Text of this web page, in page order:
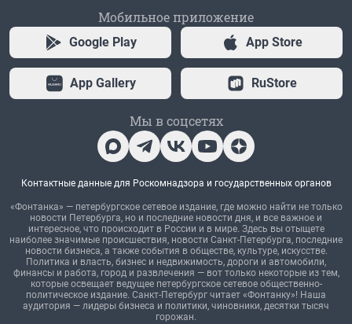
Мобильное приложение
Google Play App Store
App Gallery RuStore
Мы в соцсетях
Контактные данные для Роскомнадзора и государственных органов
«Фонтанка» — петербургское сетевое издание, где можно найти не только
новости Петербурга, но и последние новости дня, и все важное и
интересное, что происходит в России и в мире. Здесь вы отыщете
наиболее значимые происшествия, новости Санкт-Петербурга, последние
новости бизнеса, а также события в обществе, культуре, искусстве.
Политика и власть, бизнес и недвижимость, дороги и автомобили,
финансы и работа, город и развлечения — вот только некоторые из тем,
которые освещает ведущее петербургское сетевое общественно-
политическое издание. Санкт-Петербург читает «Фонтанку»! Наша
аудитория — лидеры бизнеса и политики, чиновники, десятки тысяч
горожан.